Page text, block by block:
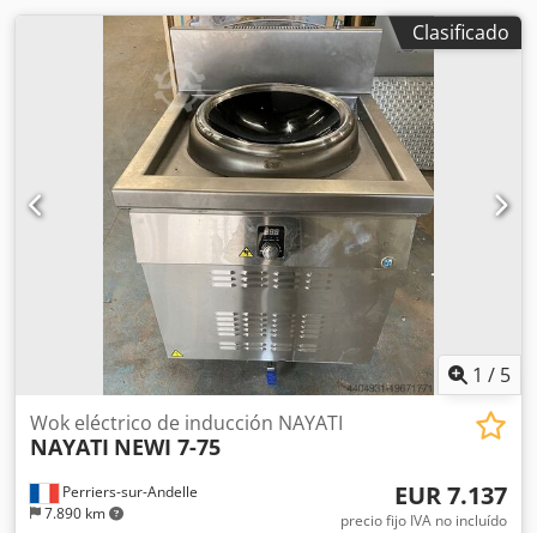
Clasificado
1 / 5
Perriers-sur-Andelle
7.890 km
Wok eléctrico de inducción NAYATI
NAYATI NEWI 7-75
EUR 7.137
precio fijo IVA no incluído